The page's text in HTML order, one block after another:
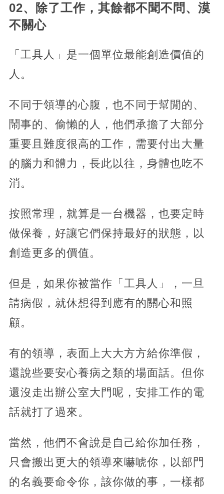
02、除了工作，其餘都不聞不問、漠
不關心
「工具人」是一個單位最能創造價值的
人。
不同于領導的心腹，也不同于幫閒的、
鬧事的、偷懶的人，他們承擔了大部分
重要且難度很高的工作，需要付出大量
的腦力和體力，長此以往，身體也吃不
消。
按照常理，就算是一台機器，也要定時
做保養，好讓它們保持最好的狀態，以
創造更多的價值。
但是，如果你被當作「工具人」，一旦
請病假，就休想得到應有的關心和照
顧。
有的領導，表面上大大方方給你準假，
還說些要安心養病之類的場面話。但你
還沒走出辦公室大門呢，安排工作的電
話就打了過來。
當然，他們不會說是自己給你加任務，
只會搬出更大的領導來嚇唬你，以部門
的名義要命令你，該你做的事，一樣都